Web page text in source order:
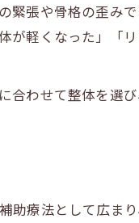
緊張や骨格の歪み
が軽くなった」「
合わせて整体を選
助療法として広ま